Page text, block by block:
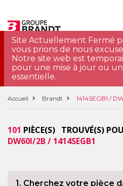
Site Actuellement Fermé
vous prions de nous
Notre site web est
pour une mise à jour ou
essentielle.
Accueil Brandt 1414SEGB1 /
101 PIÈCE(S) TROUVÉ(S)
DW60I/2B / 1414SEGB1
1. Cherchez votre pièce